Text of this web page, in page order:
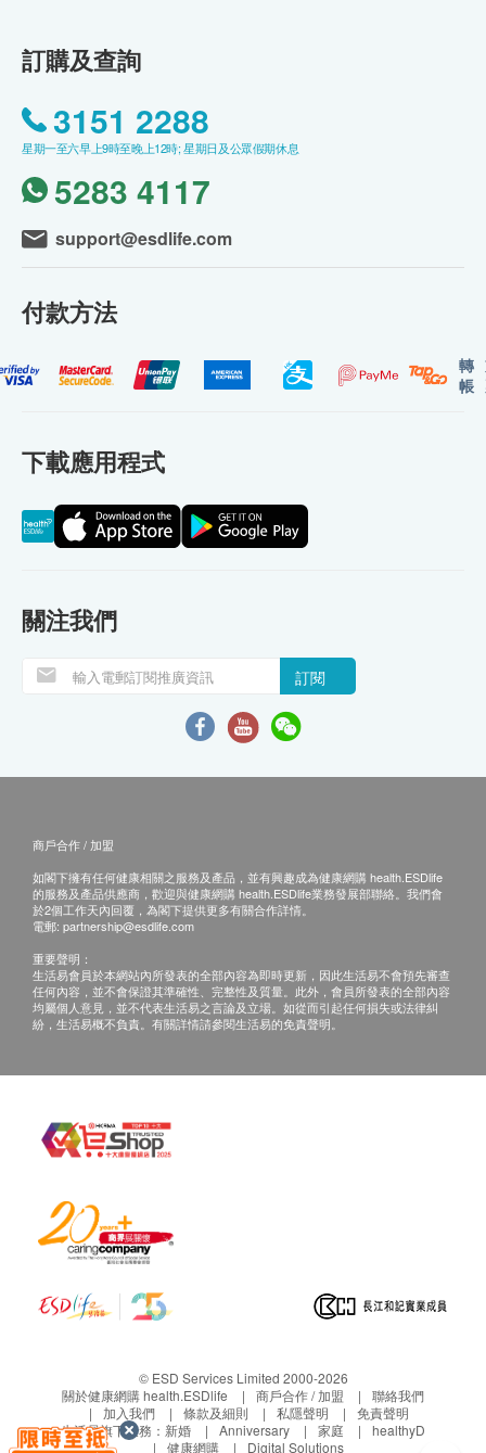
訂購及查詢
3151 2288
星期一至六早上9時至晚上12時; 星期日及公眾假期休息
5283 4117
support@esdlife.com
付款方法
轉
帳
下載應用程式
關注我們
訂閱
商戶合作 / 加盟
如閣下擁有任何健康相關之服務及產品，並有興趣成為健康網購 health.ESDlife
的服務及產品供應商，歡迎與健康網購 health.ESDlife業務發展部聯絡。我們會
於2個工作天內回覆，為閣下提供更多有關合作詳情。
電郵: partnership@esdlife.com
重要聲明：
生活易會員於本網站內所發表的全部內容為即時更新，因此生活易不會預先審查
任何內容，並不會保證其準確性、完整性及質量。此外，會員所發表的全部內容
均屬個人意見，並不代表生活易之言論及立場。如從而引起任何損失或法律糾
紛，生活易概不負責。有關詳情請參閱生活易的免責聲明。
© ESD Services Limited 2000-2026
關於健康網購 health.ESDlife
商戶合作 / 加盟
聯絡我們
加入我們
條款及細則 私隱聲明
免責聲明
生活易旗下業務： 新婚 Anniversary 家庭
healthyD
健康網購
Digital Solutions